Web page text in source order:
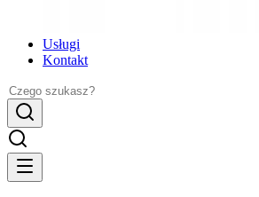
Usługi
Kontakt